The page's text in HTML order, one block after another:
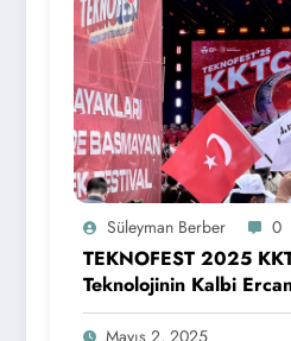
Süleyman Berber 0
TEKNOFEST 2025
Teknolojinin Kalbi
Mayıs 2, 2025